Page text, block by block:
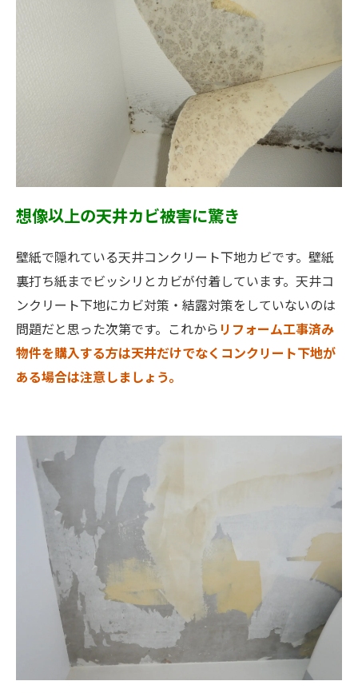
想像以上の天井カビ被害に驚き
壁紙で隠れている天井コンクリート下地カビです。壁紙
裏打ち紙までビッシリとカビが付着しています。天井コ
ンクリート下地にカビ対策・結露対策をしていないのは
問題だと思った次第です。これから リフォーム工事済み
物件を購入する方は天井だけでなくコンクリート下地が
ある場合は注意しましょう。